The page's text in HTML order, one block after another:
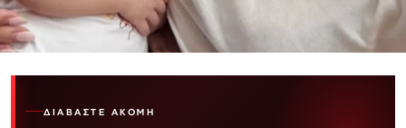
ΔΙΑΒΆΣΤΕ ΑΚΌΜΗ